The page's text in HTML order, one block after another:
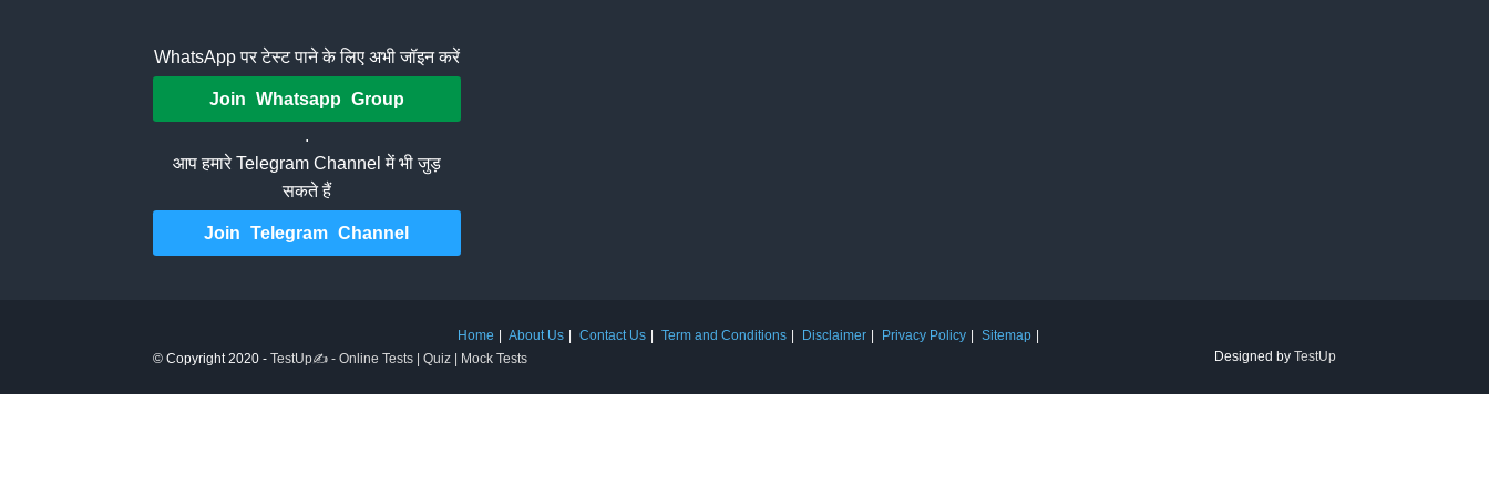
WhatsApp पर टेस्ट पाने के लिए अभी जॉइन करें
Join Whatsapp Group
.
आप हमारे Telegram Channel में भी जुड़
सकते हैं
Join Telegram Channel
Home About Us Contact Us Term and Conditions Disclaimer Privacy Policy
Sitemap
© Copyright 2020 - TestUp✍️ - Online Tests | Quiz | Mock Tests Designed by TestUp